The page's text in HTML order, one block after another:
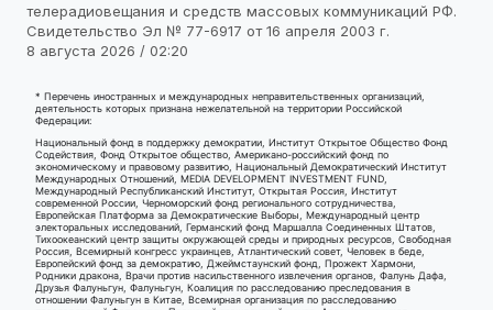
телерадиовещания и средств массовых коммуникаций РФ.
Свидетельство Эл № 77-6917 от 16 апреля 2003 г.
8 августа 2026 / 02:20